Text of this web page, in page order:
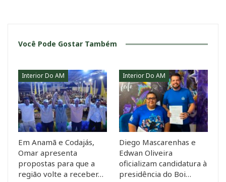
Você Pode Gostar Também
Interior Do AM
Em Anamã e Codajás,
Omar apresenta
propostas para que a
região volte a receber…
Interior Do AM
Diego Mascarenhas e
Edwan Oliveira
oficializam candidatura à
presidência do Boi…